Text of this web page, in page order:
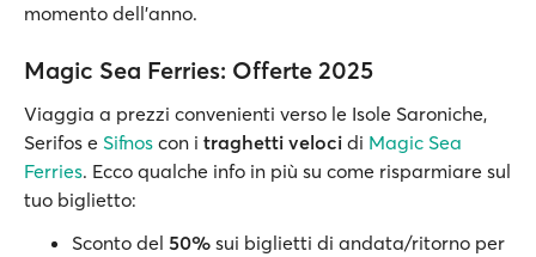
momento dell'anno.
Magic Sea Ferries: Offerte 2025
Viaggia a prezzi convenienti verso le Isole Saroniche,
Serifos e Sifnos con i traghetti veloci di Magic Sea
Ferries. Ecco qualche info in più su come risparmiare sul
tuo biglietto:
Sconto del 50% sui biglietti di andata/ritorno per